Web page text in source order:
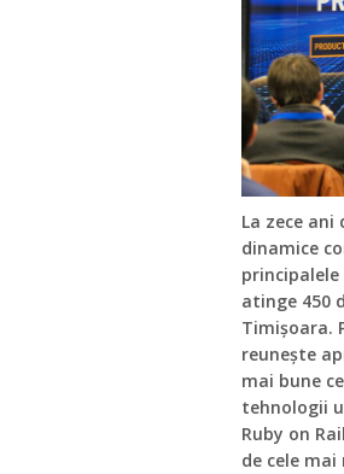
La zece
dinamice
atinge 450
Timișoara.
reunește
mai bune
tehnologii
Ruby on
de cele